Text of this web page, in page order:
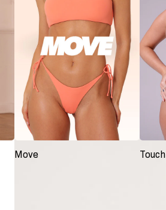
Move Touch